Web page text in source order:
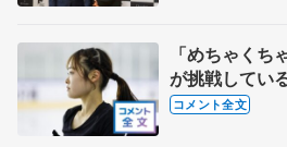
「めちゃくち
が挑戦してい
所を伸ばし結
コメント全文